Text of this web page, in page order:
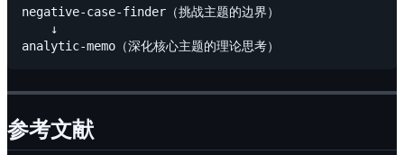
negative-case-finder（挑战主题的边界）
    ↓
参考文献